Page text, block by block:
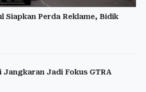
Siapkan Perda Reklame, Bidik
Jangkaran Jadi Fokus GTRA